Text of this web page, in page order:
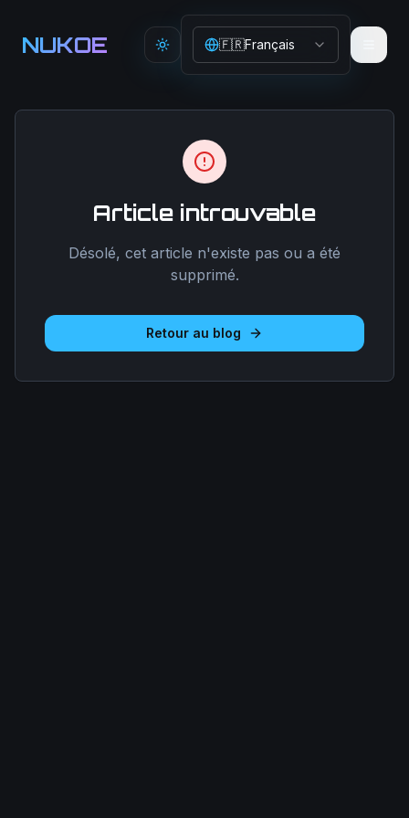
NUKOE Toggle theme
🇫🇷Français
Article introuvable
Désolé, cet article n'existe pas ou a été
supprimé.
Retour au blog